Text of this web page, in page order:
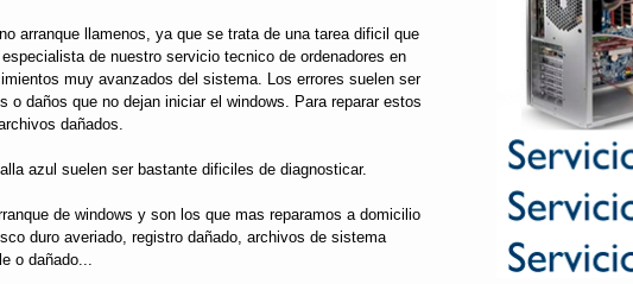
arranque llamenos, ya que se trata de una tarea dificil que
de nuestro servicio tecnico de ordenadores en
muy avanzados del sistema. Los errores suelen ser
o daños que no dejan iniciar el windows. Para reparar estos
dañados.
azul suelen ser bastante dificiles de diagnosticar.
de windows y son los que mas reparamos a domicilio
duro averiado, registro dañado, archivos de sistema
o dañado...